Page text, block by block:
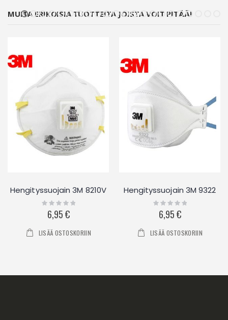
MUITA ERIKOISIA TUOTTEITA JOISTA VOIT PITÄÄ!
Hengityssuojain 3M 8210V
Rating:
0%6,95 €
LISÄÄ OSTOSKORIIN
Hengityssuojain 3M 9322
Rating:
0%6,95 €
LISÄÄ OSTOSKORIIN